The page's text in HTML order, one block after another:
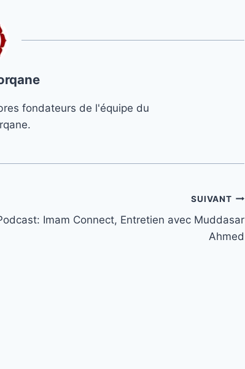
fondateurs de l'équipe du
SUIVANT
Imam Connect, Entretien avec Muddasar
Ahmed